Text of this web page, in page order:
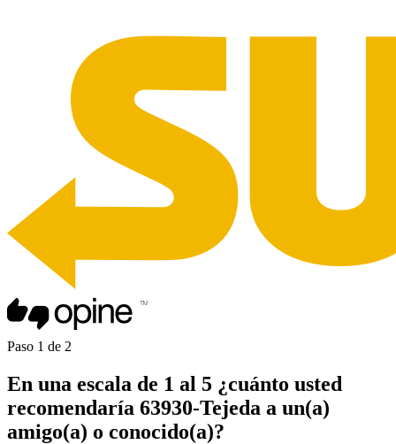
Paso 1 de 2
En una escala de 1 al 5 ¿cuánto usted
recomendaría 63930-Tejeda a un(a)
amigo(a) o conocido(a)?